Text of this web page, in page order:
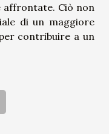
affrontate. Ciò non
di un maggiore
contribuire a un